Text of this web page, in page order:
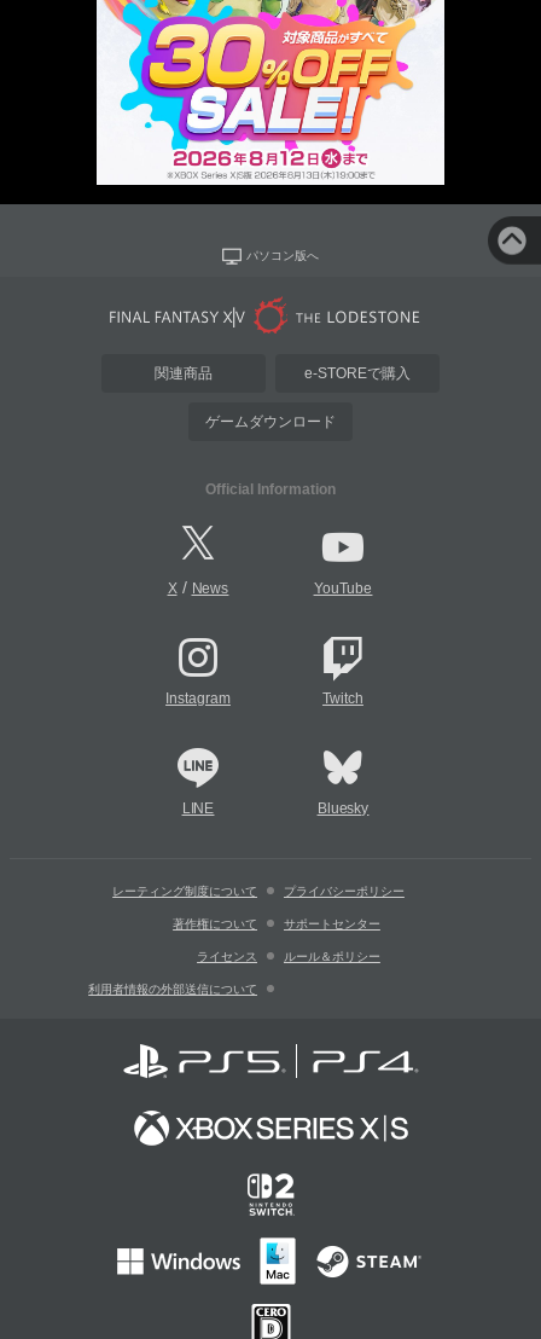
パソコン版へ
関連商品 e-STOREで購入
ゲームダウンロード
Official Information
X/ News YouTube
Instagram Twitch
LINE Bluesky
レーティング制度について プライバシーポリシー
著作権について サポートセンター
ライセンス ルール＆ポリシー
利用者情報の外部送信について